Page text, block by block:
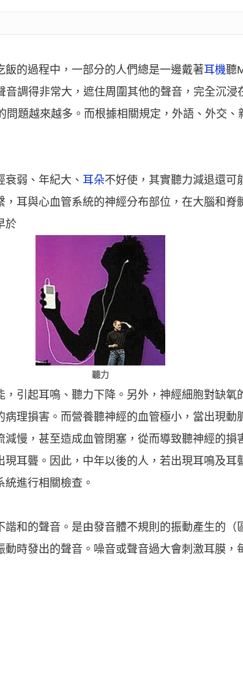
飯的過程中，一部分的人們總是一邊戴著耳機聽
音調得非常大，遮住周圍其他的聲音，完全沉浸
問題越來越多。而根據相關規定，外語、外交
弱、年紀大、 耳朵不好使，其實聽力減退還可
耳與心血管系統的神經分布部位，在大腦和脊
於
聽力
引起耳鳴、聽力下降。另外，神經細胞對缺氧
理損害。而營養聽神經的血管極小，當出現動
慢，甚至造成血管閉塞，從而導致聽神經的損
現耳聾。因此，中年以後的人，若出現耳鳴及耳
進行相關檢查。
和的聲音。是由發音體不規則的振動產生的（
時發出的聲音。噪音或聲音過大會刺激耳膜，